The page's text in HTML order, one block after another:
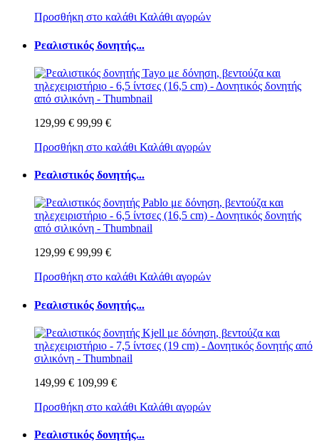
Προσθήκη στο καλάθι Καλάθι αγορών
Ρεαλιστικός δονητής...
129,99 € 99,99 €
Προσθήκη στο καλάθι Καλάθι αγορών
Ρεαλιστικός δονητής...
129,99 € 99,99 €
Προσθήκη στο καλάθι Καλάθι αγορών
Ρεαλιστικός δονητής...
149,99 € 109,99 €
Προσθήκη στο καλάθι Καλάθι αγορών
Ρεαλιστικός δονητής...